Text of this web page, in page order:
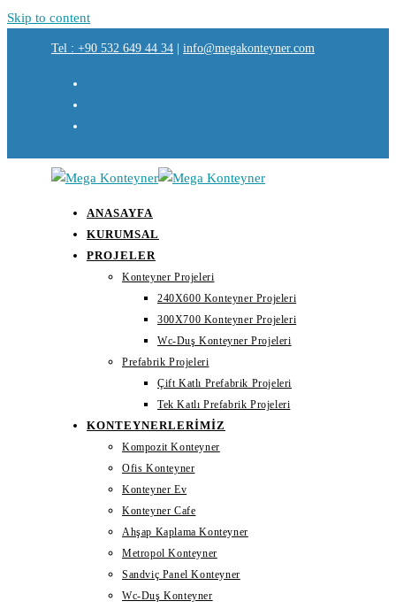
Skip to content
Tel : +90 532 649 44 34 info@megakonteyner.com
ANASAYFA
KURUMSAL
PROJELER
Konteyner Projeleri
240X600 Konteyner Projeleri
300X700 Konteyner Projeleri
Wc-Duş Konteyner Projeleri
Prefabrik Projeleri
Çift Katlı Prefabrik Projeleri
Tek Katlı Prefabrik Projeleri
KONTEYNERLERIMIZ
Kompozit Konteyner
Ofis Konteyner
Konteyner Ev
Konteyner Cafe
Ahşap Kaplama Konteyner
Metropol Konteyner
Sandviç Panel Konteyner
Wc-Duş Konteyner